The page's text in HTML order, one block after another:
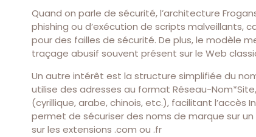
Quand on parle de sécurité, l’architecture
phishing ou d’exécution de scripts malveillants,
pour des failles de sécurité. De plus, le modèle
traçage abusif souvent présent sur le Web
Un autre intérêt est la structure simplifiée du
utilise des adresses au format Réseau-
(cyrillique, arabe, chinois, etc.), facilitant l’accès
permet de sécuriser des noms de marque sur
sur les extensions .com ou .fr